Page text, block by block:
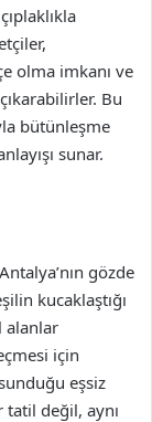
olma imkanı ve
Bu
bütünleşme
sunar.
gözde
kucaklaştığı
alanlar
için
eşsiz
değil, aynı